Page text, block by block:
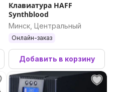
Клавиатура HAFF
Synthblood
Минск, Центральный
Онлайн-заказ
Добавить в корзину